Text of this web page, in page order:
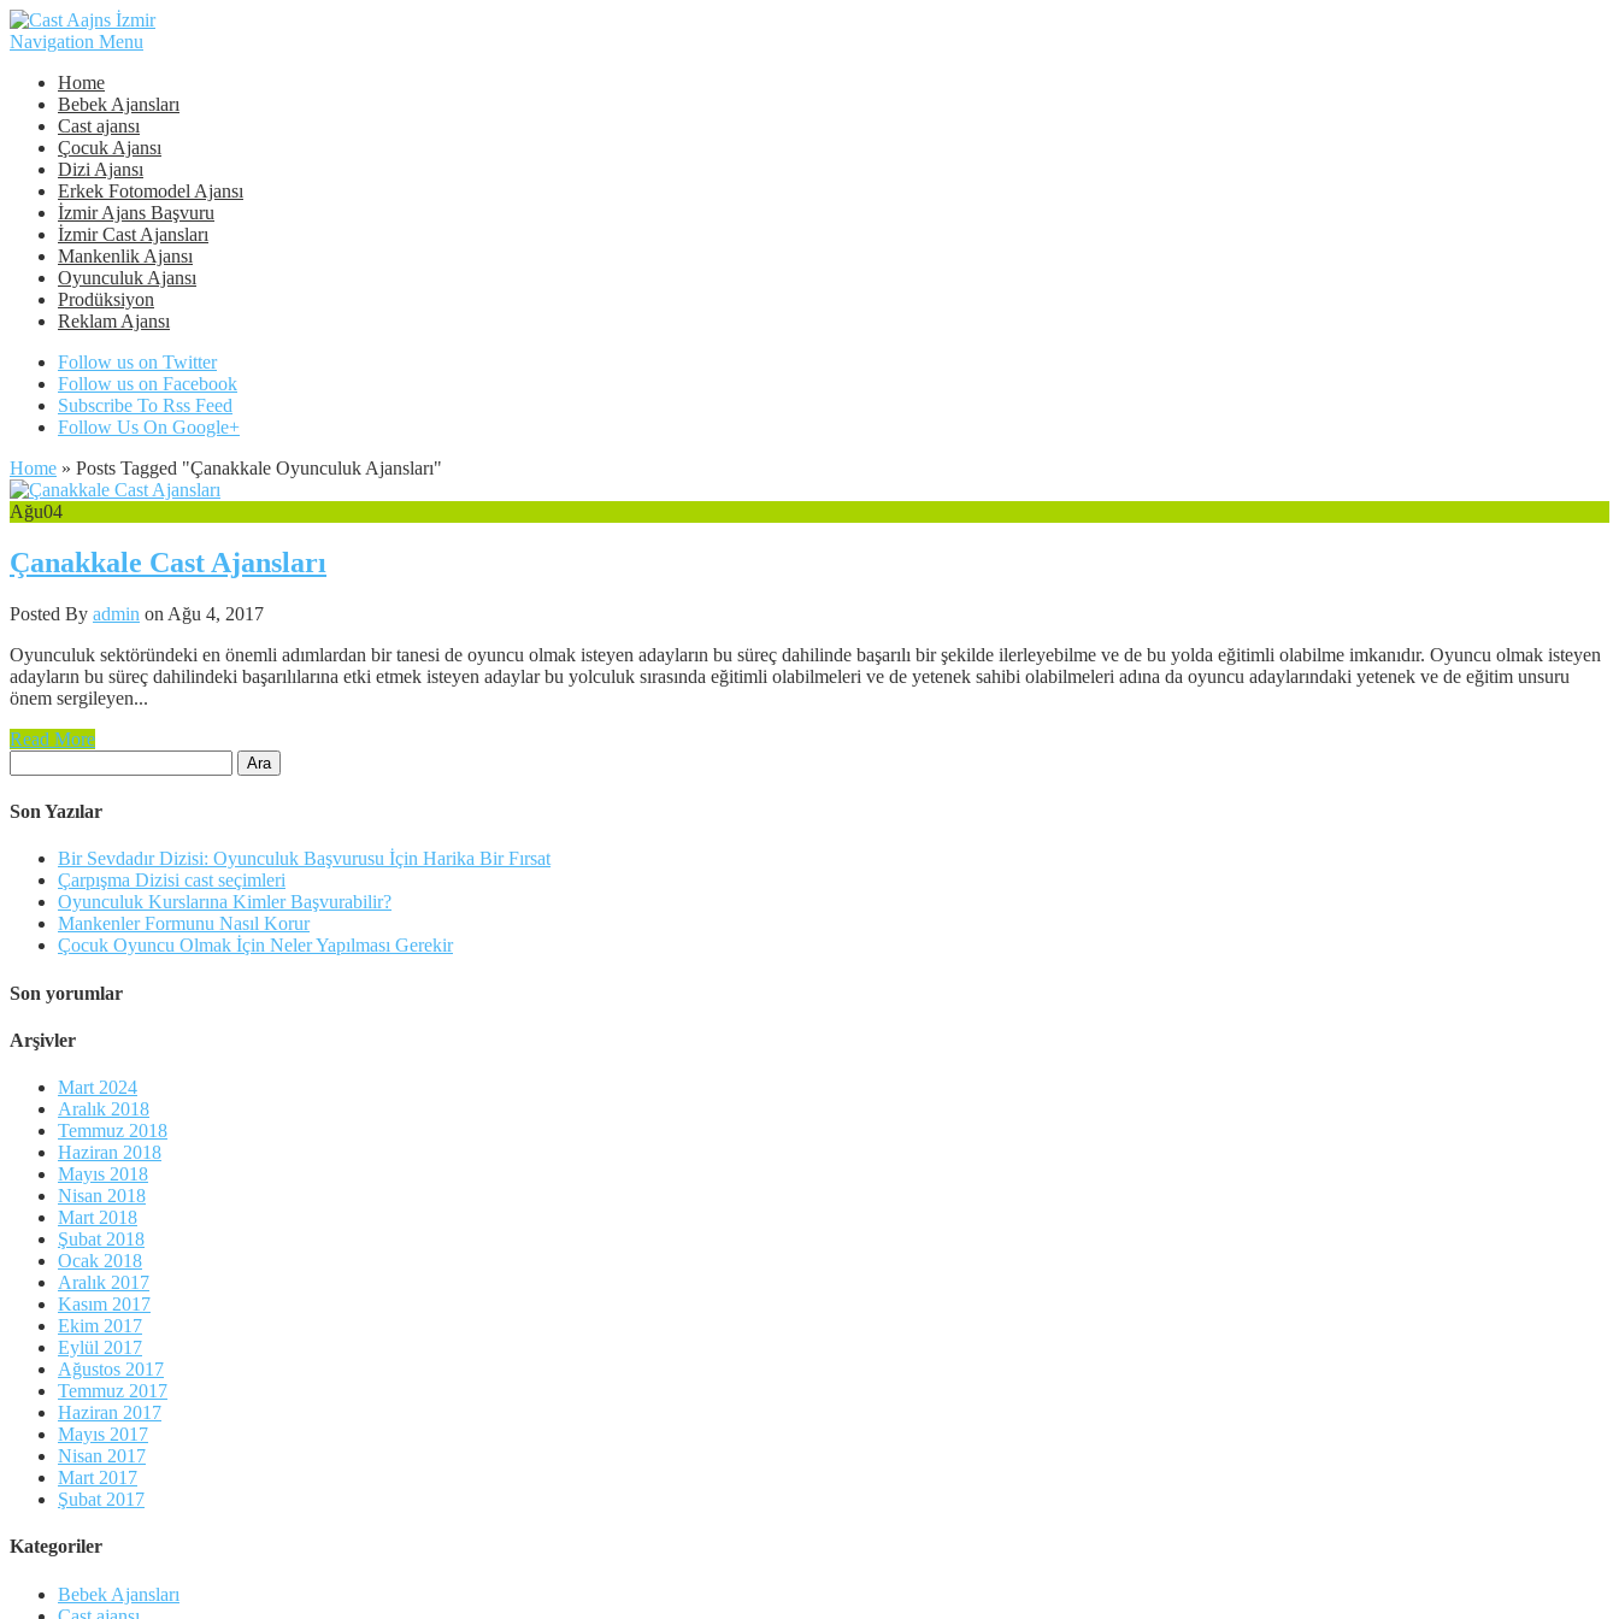
Navigation Menu
Home
Bebek Ajansları
Cast ajansı
Çocuk Ajansı
Dizi Ajansı
Erkek Fotomodel Ajansı
İzmir Ajans Başvuru
İzmir Cast Ajansları
Mankenlik Ajansı
Oyunculuk Ajansı
Prodüksiyon
Reklam Ajansı
Follow us on Twitter
Follow us on Facebook
Subscribe To Rss Feed
Follow Us On Google+
Home » Posts Tagged "Çanakkale Oyunculuk Ajansları"
Ağu04
Çanakkale Cast Ajansları
Posted By admin on Ağu 4, 2017
Oyunculuk sektöründeki en önemli adımlardan bir tanesi de oyuncu olmak isteyen adayların bu süreç dahilinde başarılı bir şekilde ilerleyebilme ve de bu yolda eğitimli olabilme imkanıdır. Oyuncu olmak isteyen
adayların bu süreç dahilindeki başarılılarına etki etmek isteyen adaylar bu yolculuk sırasında eğitimli olabilmeleri ve de yetenek sahibi olabilmeleri adına da oyuncu adaylarındaki yetenek ve de eğitim unsuru
önem sergileyen...
Read More
Son Yazılar
Bir Sevdadır Dizisi: Oyunculuk Başvurusu İçin Harika Bir Fırsat
Çarpışma Dizisi cast seçimleri
Oyunculuk Kurslarına Kimler Başvurabilir?
Mankenler Formunu Nasıl Korur
Çocuk Oyuncu Olmak İçin Neler Yapılması Gerekir
Son yorumlar
Arşivler
Mart 2024
Aralık 2018
Temmuz 2018
Haziran 2018
Mayıs 2018
Nisan 2018
Mart 2018
Şubat 2018
Ocak 2018
Aralık 2017
Kasım 2017
Ekim 2017
Eylül 2017
Ağustos 2017
Temmuz 2017
Haziran 2017
Mayıs 2017
Nisan 2017
Mart 2017
Şubat 2017
Kategoriler
Bebek Ajansları